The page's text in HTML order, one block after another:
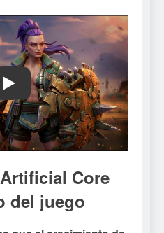
Core
del juego